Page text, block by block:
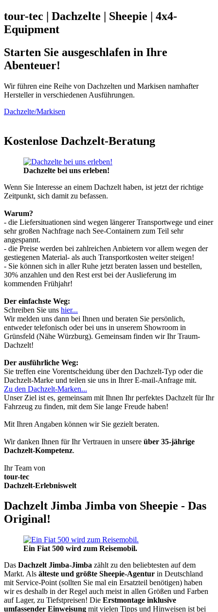
tour-tec | Dachzelte | Sheepie | 4x4-
Equipment
Starten Sie ausgeschlafen in Ihre
Abenteuer!
Wir führen eine Reihe von Dachzelten und Markisen namhafter
Hersteller in verschiedenen Ausführungen.
Dachzelte/Markisen
Kostenlose Dachzelt-Beratung
Dachzelte bei uns erleben!
Wenn Sie Interesse an einem Dachzelt haben, ist jetzt der richtige
Zeitpunkt, sich damit zu befassen.
Warum?
- die Liefersituationen sind wegen längerer Transportwege und einer
sehr großen Nachfrage nach See-Containern zum Teil sehr
angespannt.
- die Preise werden bei zahlreichen Anbietern vor allem wegen der
gestiegenen Material- als auch Transportkosten weiter steigen!
- Sie können sich in aller Ruhe jetzt beraten lassen und bestellen,
30% anzahlen und den Rest erst bei der Auslieferung im
kommenden Frühjahr!
Der einfachste Weg:
Schreiben Sie uns hier...
Wir melden uns dann bei Ihnen und beraten Sie persönlich,
entweder telefonisch oder bei uns in unserem Showroom in
Grünsfeld (Nähe Würzburg). Gemeinsam finden wir Ihr Traum-
Dachzelt!
Der ausführliche Weg:
Sie treffen eine Vorentscheidung über den Dachzelt-Typ oder die
Dachzelt-Marke und teilen sie uns in Ihrer E-mail-Anfrage mit.
Zu den Dachzelt-Marken...
Unser Ziel ist es, gemeinsam mit Ihnen Ihr perfektes Dachzelt für Ihr
Fahrzeug zu finden, mit dem Sie lange Freude haben!
Mit Ihren Angaben können wir Sie gezielt beraten.
Wir danken Ihnen für Ihr Vertrauen in unsere über 35-jährige
Dachzelt-Kompetenz.
Ihr Team von
tour-tec
Dachzelt-Erlebniswelt
Dachzelt Jimba Jimba von Sheepie - Das
Original!
Ein Fiat 500 wird zum Reisemobil.
Das Dachzelt Jimba-Jimba zählt zu den beliebtesten auf dem
Markt. Als älteste und größte Sheepie-Agentur in Deutschland
mit Service-Point (sollten Sie mal ein Ersatzteil benötigen) haben
wir es deshalb in der Regel auch meist in allen Größen und Farben
auf Lager, zu Tiefstpreisen! Die Erstmontage inklusive
umfassender Einweisung mit vielen Tipps und Hinweisen ist bei